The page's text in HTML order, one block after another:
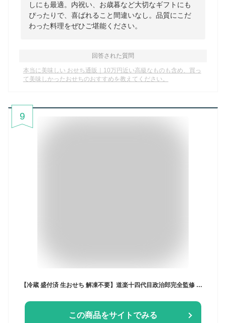
しにも最適。内祝い、お歳暮など大切なギフトにも
ぴったりで、喜ばれること間違いなし。品質にこだ
わった料理をぜひご堪能ください。
回答された質問
本当に美味しい おせち通販｜10万円近い高級なものも含め、買っ
て美味しかったおせちのおすすめを教えてください。
9
【冷蔵 盛付済 生おせち 解凍不要】道楽十四代目政治郎完全監修 伝統京おせち うけもち [二段重 71品目 約3～5人前] 12/30お届け
この商品をサイトでみる